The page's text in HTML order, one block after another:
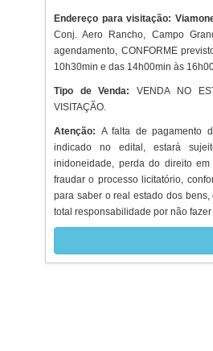
Endereço para visitação:
Conj. Aero Rancho, Campo
agendamento, CONFORME
10h30min e das 14h00min às
Tipo de Venda:VENDA NO
VISITAÇÃO.
Atenção: A falta de pagamento
indicado no edital, estará
inidoneidade, perda do direito
fraudar o processo licitatório,
para saber o real estado dos
total responsabilidade por não